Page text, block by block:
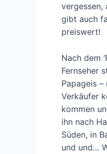
vergessen,
gibt auch
preiswert!
Nach dem
Fernseher
Papageis
Verkäufer
kommen
ihn nach
Süden, in
und und…